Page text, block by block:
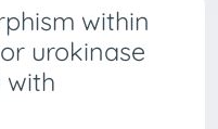
within
urokinase
with